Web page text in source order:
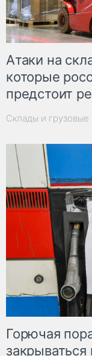
Атаки на
которые
предстоит
Склады и
Горючая